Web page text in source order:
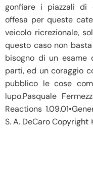
gonfiare i piazzali di
offesa per queste
veicolo ricrezionale,
questo caso non
bisogno di un esame
parti, ed un coraggio
pubblico le cose
lupo.Pasquale
Reactions
S. A. DeCaro